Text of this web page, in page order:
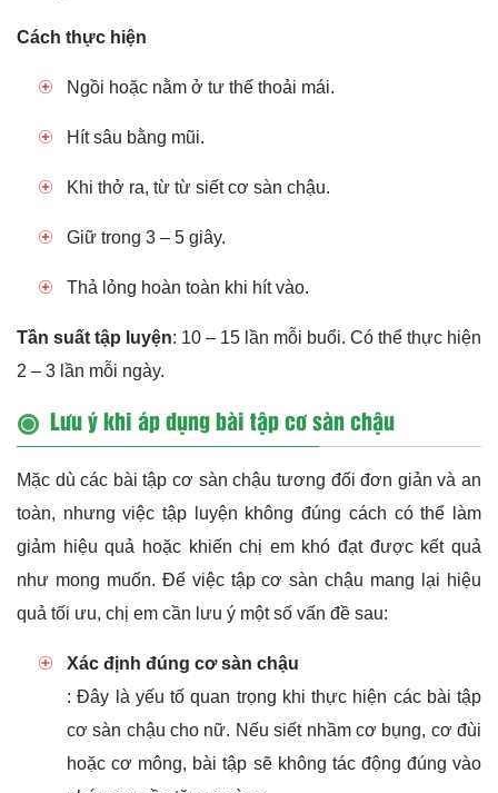
Cách thực hiện
Ngồi hoặc nằm ở tư thế thoải mái.
Hít sâu bằng mũi.
Khi thở ra, từ từ siết cơ sàn chậu.
Giữ trong 3 – 5 giây.
Thả lỏng hoàn toàn khi hít vào.
Tần suất tập luyện: 10 – 15 lần mỗi buổi. Có thể thực hiện
2 – 3 lần mỗi ngày.
Lưu ý khi áp dụng bài tập cơ sàn chậu
Mặc dù các bài tập cơ sàn chậu tương đối đơn giản và an
toàn, nhưng việc tập luyện không đúng cách có thể làm
giảm hiệu quả hoặc khiến chị em khó đạt được kết quả
như mong muốn. Để việc tập cơ sàn chậu mang lại hiệu
quả tối ưu, chị em cần lưu ý một số vấn đề sau:
Xác định đúng cơ sàn chậu
: Đây là yếu tố quan trọng khi thực hiện các bài tập
cơ sàn chậu cho nữ. Nếu siết nhầm cơ bụng, cơ đùi
hoặc cơ mông, bài tập sẽ không tác động đúng vào